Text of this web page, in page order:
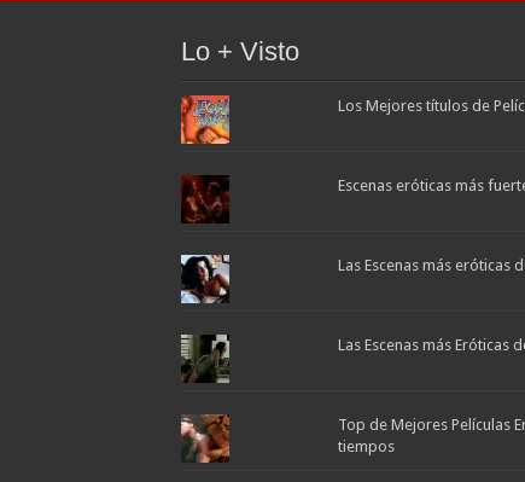
Lo + Visto
Los Mejores títulos de
Escenas eróticas más
Las Escenas más eróticas
Las Escenas más Eróticas
Top de Mejores Películas
tiempos